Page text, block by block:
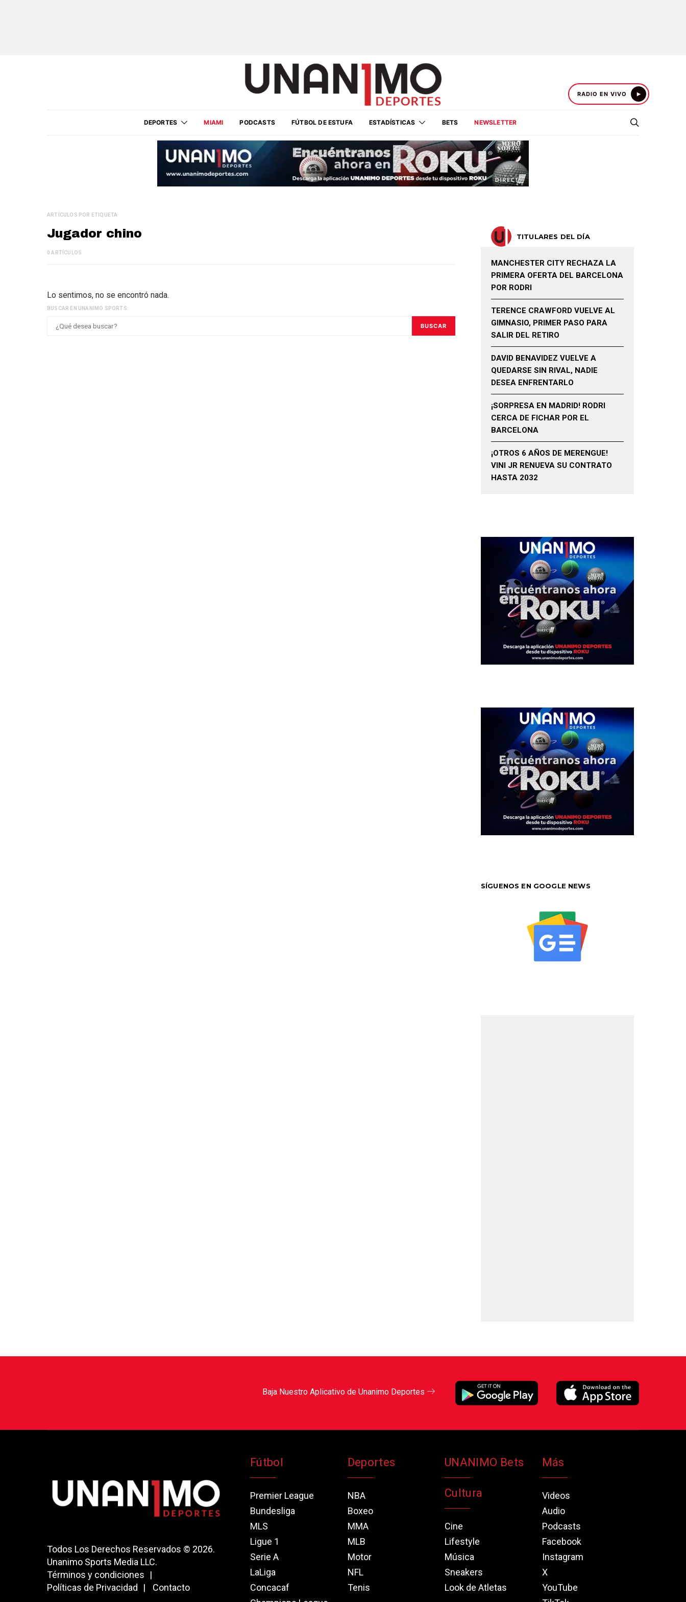
RADIO EN VIVO
DEPORTES MIAMI PODCASTS FÚTBOL DE ESTUFA ESTADÍSTICAS BETS NEWSLETTER
ARTÍCULOS POR ETIQUETA
Jugador chino
0 ARTÍCULOS
Lo sentimos, no se encontró nada.
BUSCAR EN UNANIMO SPORTS:
BUSCAR
TITULARES DEL DÍA
MANCHESTER CITY RECHAZA LA
PRIMERA OFERTA DEL BARCELONA
POR RODRI
TERENCE CRAWFORD VUELVE AL
GIMNASIO, PRIMER PASO PARA
SALIR DEL RETIRO
DAVID BENAVIDEZ VUELVE A
QUEDARSE SIN RIVAL, NADIE
DESEA ENFRENTARLO
¡SORPRESA EN MADRID! RODRI
CERCA DE FICHAR POR EL
BARCELONA
¡OTROS 6 AÑOS DE MERENGUE!
VINI JR RENUEVA SU CONTRATO
HASTA 2032
SÍGUENOS EN GOOGLE NEWS
Baja Nuestro Aplicativo de Unanimo Deportes
Todos Los Derechos Reservados © 2026.
Unanimo Sports Media LLC.
Términos y condiciones
Políticas de Privacidad
Contacto
Fútbol
Premier League
Bundesliga
MLS
Ligue 1
Serie A
LaLiga
Concacaf
Deportes
NBA
Boxeo
MMA
MLB
Motor
NFL
Tenis
UNANIMO Bets
Cultura
Cine
Lifestyle
Música
Sneakers
Look de Atletas
Más
Videos
Audio
Podcasts
Facebook
Instagram
X
YouTube